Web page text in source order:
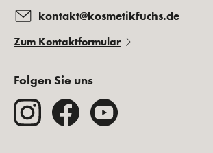
kontakt@kosmetikfuchs.de
Zum Kontaktformular
Folgen Sie uns